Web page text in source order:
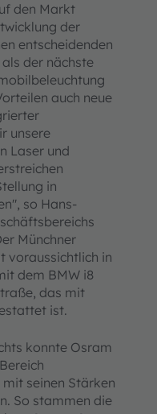
den Markt
der
entscheidenden
der nächste
auch neue
unsere
Laser und
in
so Hans-
Münchner
voraussichtlich in
dem BMW i8
das mit
ist.
konnte Osram
seinen Stärken
So stammen die